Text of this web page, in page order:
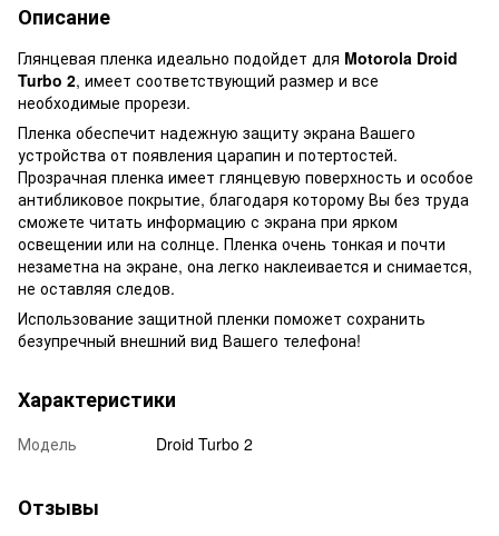
Описание
Глянцевая пленка идеально подойдет для Motorola Droid
Turbo 2, имеет соответствующий размер и все
необходимые прорези.
Пленка обеспечит надежную защиту экрана Вашего
устройства от появления царапин и потертостей.
Прозрачная пленка имеет глянцевую поверхность и особое
антибликовое покрытие, благодаря которому Вы без труда
сможете читать информацию с экрана при ярком
освещении или на солнце. Пленка очень тонкая и почти
незаметна на экране, она легко наклеивается и снимается,
не оставляя следов.
Использование защитной пленки поможет сохранить
безупречный внешний вид Вашего телефона!
Характеристики
Модель Droid Turbo 2
Отзывы